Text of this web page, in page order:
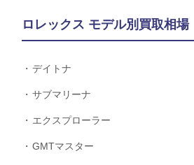
ロレックス モデル別買取相場
デイトナ
サブマリーナ
エクスプローラー
GMTマスター